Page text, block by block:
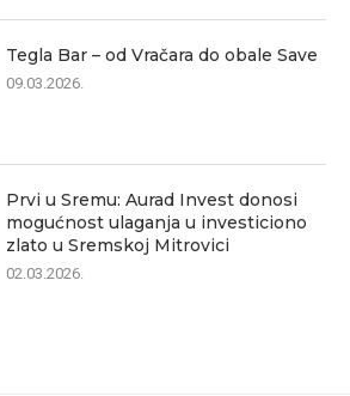
Tegla Bar – od Vračara do obale Save
09.03.2026.
Prvi u Sremu: Aurad Invest donosi
mogućnost ulaganja u investiciono
zlato u Sremskoj Mitrovici
02.03.2026.